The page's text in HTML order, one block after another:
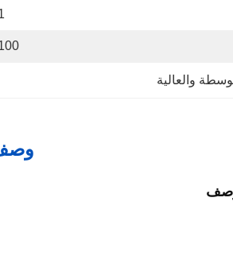
1
100
والعالية